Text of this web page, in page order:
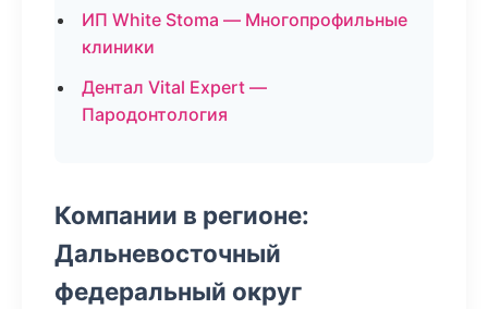
ИП White Stoma — Многопрофильные
клиники
Дентал Vital Expert —
Пародонтология
Компании в регионе:
Дальневосточный
федеральный округ